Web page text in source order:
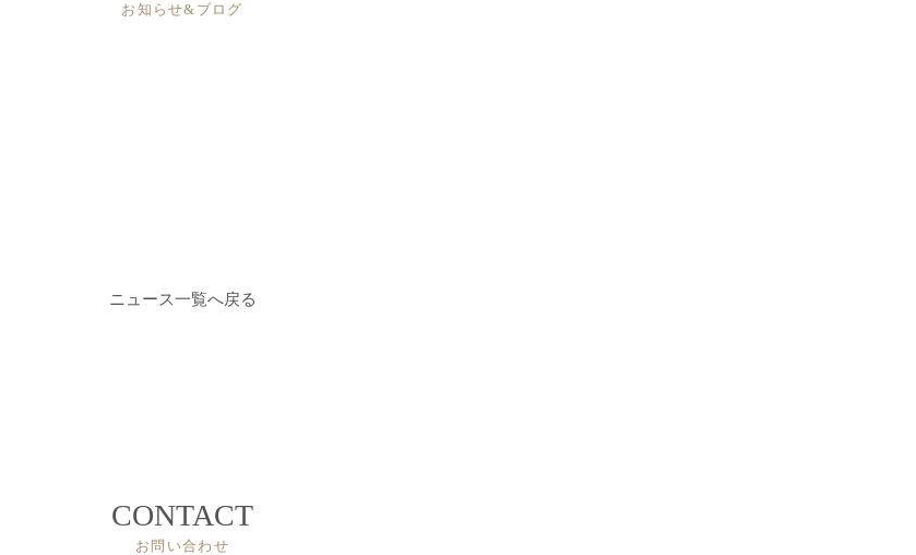
お知らせ&ブログ
ニュース一覧へ戻る
CONTACT
お問い合わせ